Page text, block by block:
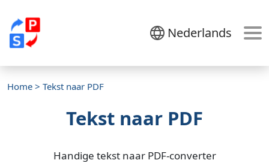
Nederlands
Home > Tekst naar PDF
Tekst naar PDF
Handige tekst naar PDF-converter